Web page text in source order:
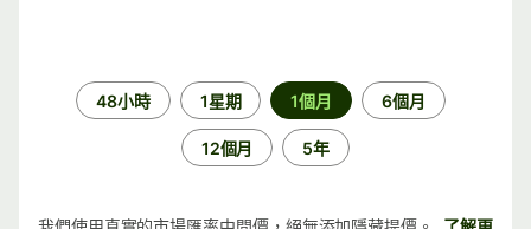
48小時 1星期 1個月 6個月
12個月 5年